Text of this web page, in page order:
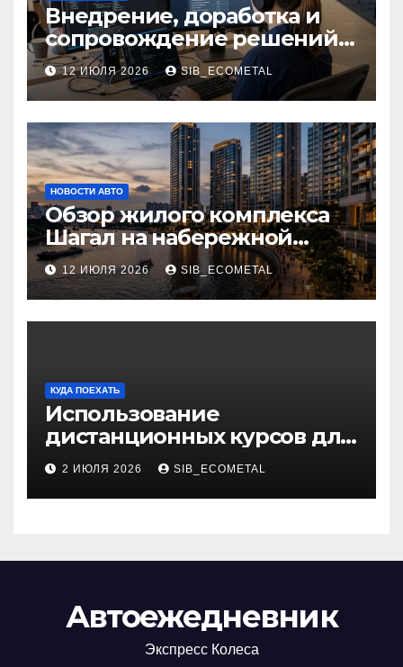
Внедрение, доработка и
сопровождение решений
на платформе 1С
12 ИЮЛЯ 2026 SIB_ECOMETAL
НОВОСТИ АВТО
Обзор жилого комплекса
Шагал на набережной
Марка Шагала
12 ИЮЛЯ 2026 SIB_ECOMETAL
КУДА ПОЕХАТЬ
Использование
дистанционных курсов для
изучения актуальных
специальностей
2 ИЮЛЯ 2026 SIB_ECOMETAL
Автоежедневник
Экспресс Колеса